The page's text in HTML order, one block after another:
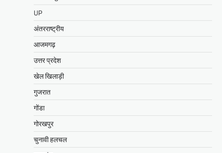
UP
अंतरराष्ट्रीय
आजमगढ़
उत्तर प्रदेश
खेल खिलाड़ी
गुजरात
गोंडा
गोरखपुर
चुनावी हलचल